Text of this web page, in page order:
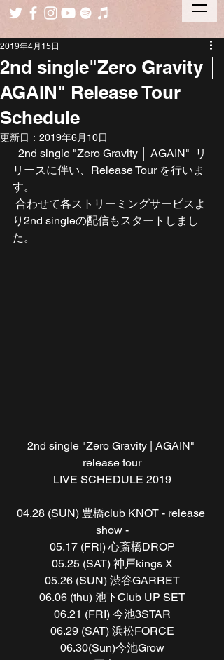
2nd single"Zero Gravity │
AGAIN" Release Tour
Schedule
2019年4月15日
更新日： 2019年6月10日
リースに伴い、Release Tour を行いま
す。
り2nd singleの配信もスタートしまし
た。
2nd single "Zero Gravity | AGAIN"
release tour
LIVE SCHEDULE 2019
04.28 (SUN) 豊橋club KNOT - release
show -
05.17 (FRI) 心斎橋DROP
05.25 (SAT) 神戸kings X
05.26 (SUN) 渋谷GARRET
06.06 (thu) 池下Club UP SET
06.21 (FRI) 今池3STAR
06.29 (SAT) 浜松FORCE
06.30(Sun)今池Grow